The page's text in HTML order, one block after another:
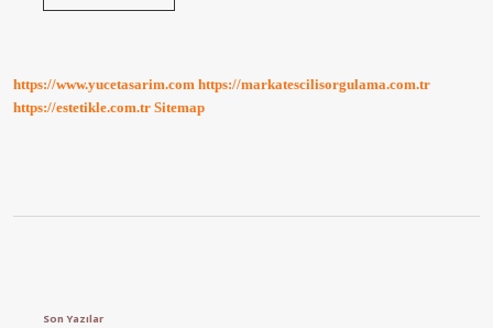
https://www.yucetasarim.com https://markatescilisorgulama.com.tr
https://estetikle.com.tr Sitemap
Son Yazılar